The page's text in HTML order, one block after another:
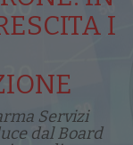
I
Servizi
dal Board